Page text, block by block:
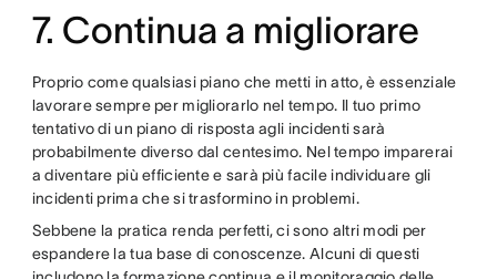
7. Continua a migliorare
Proprio come qualsiasi piano che metti in atto, è essenziale
lavorare sempre per migliorarlo nel tempo. Il tuo primo
tentativo di un piano di risposta agli incidenti sarà
probabilmente diverso dal centesimo. Nel tempo imparerai
a diventare più efficiente e sarà più facile individuare gli
incidenti prima che si trasformino in problemi.
Sebbene la pratica renda perfetti, ci sono altri modi per
espandere la tua base di conoscenze. Alcuni di questi